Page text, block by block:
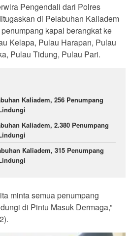
Pengendali dari Polres
di Pelabuhan Kaliadem
kapal berangkat ke
Kelapa, Pulau Harapan, Pulau
Pulau Tidung, Pulau Pari.
Kaliadem, 256 Penumpang
Kaliadem, 2.380 Penumpang
Kaliadem, 315 Penumpang
minta semua penumpang
di Pintu Masuk Dermaga,”